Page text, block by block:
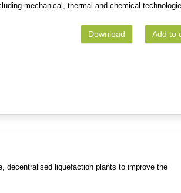
mechanical, thermal and chemical
Add to
Download
decentralised liquefaction plants to improve the